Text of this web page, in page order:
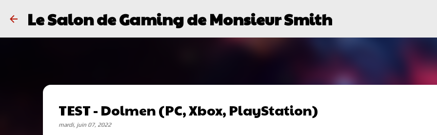
Passer au contenu principal
Le Salon de Gaming de Monsieur Smith
TEST - Dolmen (PC, Xbox, PlayStation)
mardi, juin 07, 2022